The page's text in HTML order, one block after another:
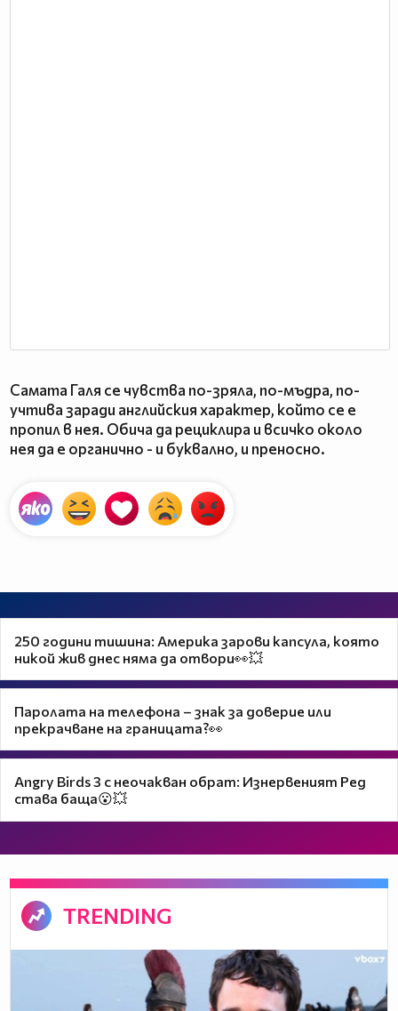
Самата Галя се чувства по-зряла, по-мъдра, по-
учтива заради английския характер, който се е
пропил в нея. Обича да рециклира и всичко около
нея да е органично - и буквално, и преносно.
250 години тишина: Америка зарови капсула, която
никой жив днес няма да отвори👀💥
Паролата на телефона – знак за доверие или
прекрачване на границата?👀
Angry Birds 3 с неочакван обрат: Изнервеният Ред
става баща😮💥
TRENDING